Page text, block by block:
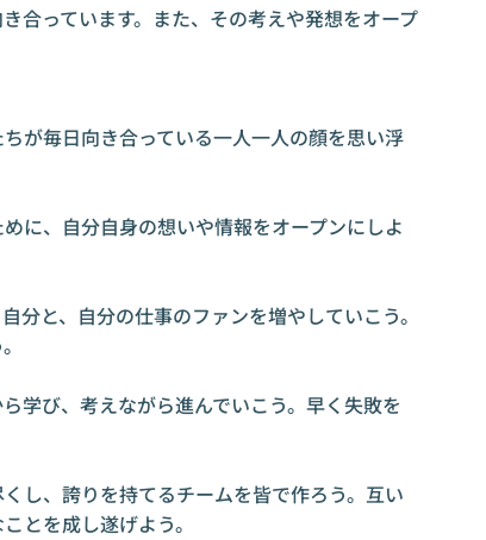
合っています。また、その考えや発想をオープ
が毎日向き合っている一人一人の顔を思い浮
に、自分自身の想いや情報をオープンにしよ
分と、自分の仕事のファンを増やしていこう。
学び、考えながら進んでいこう。早く失敗を
し、誇りを持てるチームを皆で作ろう。互い
とを成し遂げよう。